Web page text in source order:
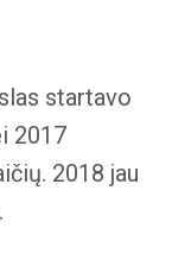
startavo
2017
2018 jau